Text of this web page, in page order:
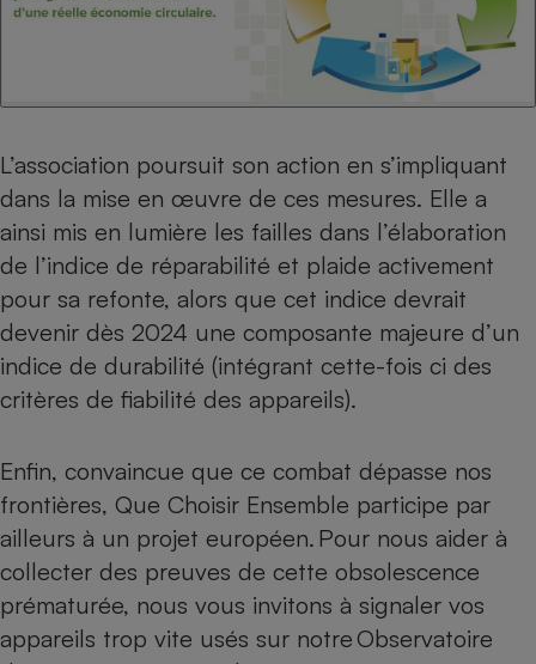
L’association poursuit son action en s’impliquant
dans la mise en œuvre de ces mesures. Elle a
ainsi mis en lumière les failles dans l’élaboration
de l’indice de réparabilité et plaide activement
pour sa refonte, alors que cet indice devrait
devenir dès 2024 une composante majeure d’un
indice de durabilité (intégrant cette-fois ci des
critères de fiabilité des appareils).
Enfin, convaincue que ce combat dépasse nos
frontières, Que Choisir Ensemble participe par
ailleurs à un projet européen. Pour nous aider à
collecter des preuves de cette obsolescence
prématurée, nous vous invitons à signaler vos
appareils trop vite usés sur notreObservatoire